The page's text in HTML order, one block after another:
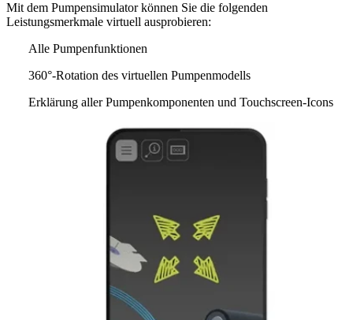
Mit dem Pumpensimulator können Sie die folgenden
Leistungsmerkmale virtuell ausprobieren:
Alle Pumpenfunktionen
360°-Rotation des virtuellen Pumpenmodells
Erklärung aller Pumpenkomponenten und Touchscreen-Icons